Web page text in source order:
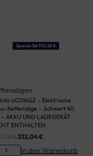
Sparen Sie 110,68 €
UC016GZ – Elektrische
Kettensäge – Schwert 40
AKKU UND LADEGERÄT
ENTHALTEN
€332,04€
In den Warenkorb